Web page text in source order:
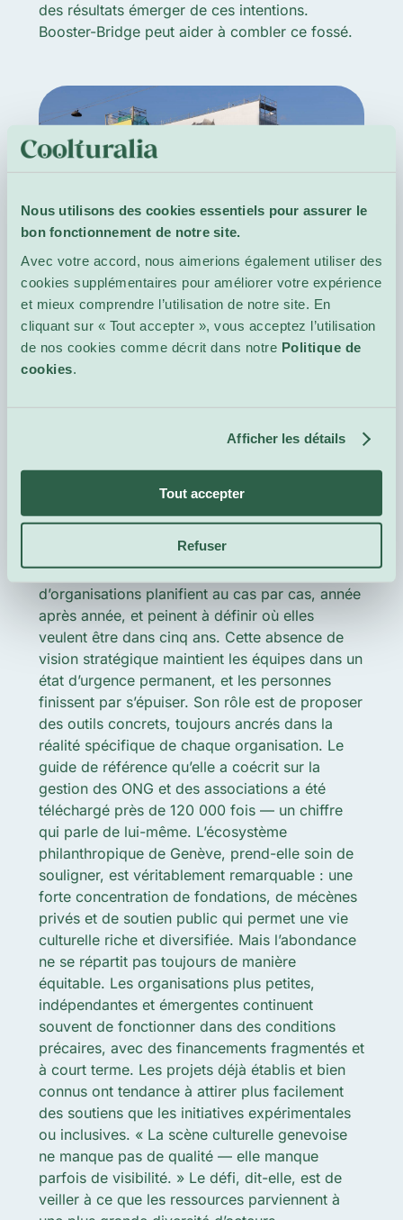
Nous utilisons des cookies essentiels pour assurer le
bon fonctionnement de notre site.
Avec votre accord, nous aimerions également utiliser des
cookies supplémentaires pour améliorer votre expérience
et mieux comprendre l’utilisation de notre site. En
cliquant sur « Tout accepter », vous acceptez l’utilisation
de nos cookies comme décrit dans notre Politique de
cookies
Afficher les détails
Tout accepter
Refuser
des résultats émerger de ces intentions.
Booster-Bridge peut aider à combler ce fossé.
Crédit photo: Rebecca Bowring
Les défis auxquels elle est confrontée sont
des responsabilités entre les membres du
Sans cela, la prise de décision s’enlise, les
bonne volonté finissent par s’épuiser. L’autre
obstacle majeur qui revient sans cesse est
difficultéà penser à long terme. Trop
d’organisations planifient au cas par cas, année
après année, et peinent à définir où elles
veulent être dans cinq ans. Cette absence de
vision stratégique maintient les équipes dans un
état d’urgence permanent, et les personnes
finissent par s’épuiser. Son rôle est de proposer
des outils concrets, toujours ancrés dans la
réalité spécifique de chaque organisation. Le
guide de référence qu’elle a coécrit sur la
gestion des ONG et des associations a été
téléchargé près de 120 000 fois — un chiffre
qui parle de lui-même. L’écosystème
philanthropique de Genève, prend-elle soin de
souligner, est véritablement remarquable : une
forte concentration de fondations, de mécènes
privés et de soutien public qui permet une vie
culturelle riche et diversifiée. Mais l’abondance
ne se répartit pas toujours de manière
équitable. Les organisations plus petites,
indépendantes et émergentes continuent
souvent de fonctionner dans des conditions
précaires, avec des financements fragmentés et
à court terme. Les projets déjà établis et bien
connus ont tendance à attirer plus facilement
des soutiens que les initiatives expérimentales
ou inclusives. « La scène culturelle genevoise
ne manque pas de qualité — elle manque
parfois de visibilité. » Le défi, dit-elle, est de
veiller à ce que les ressources parviennent à